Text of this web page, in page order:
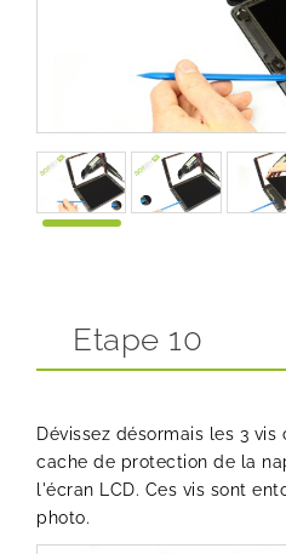
Etape 10
Dévissez désormais les 3
cache de protection de la
l'écran LCD. Ces vis sont
photo.